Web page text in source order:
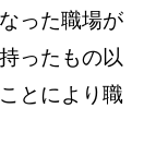
った職場が
ったもの以
とにより職